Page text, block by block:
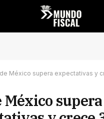
México supera expectativas y
México supera